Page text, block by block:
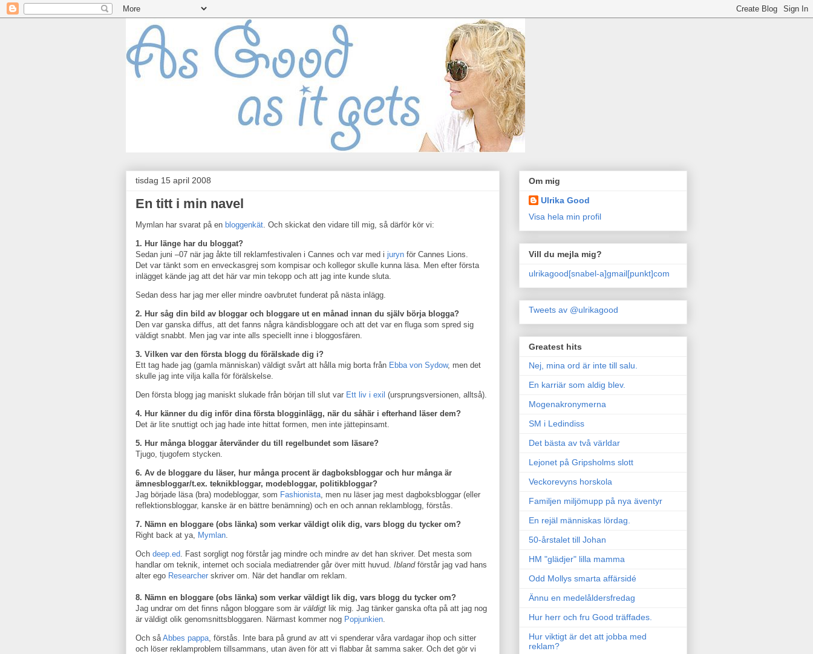
tisdag 15 april 2008
En titt i min navel
Mymlan har svarat på en bloggenkät. Och skickat den vidare till mig, så därför kör vi:
1. Hur länge har du bloggat?
Sedan juni –07 när jag åkte till reklamfestivalen i Cannes och var med i juryn för Cannes Lions.
Det var tänkt som en enveckasgrej som kompisar och kollegor skulle kunna läsa. Men efter första
inlägget kände jag att det här var min tekopp och att jag inte kunde sluta.
Sedan dess har jag mer eller mindre oavbrutet funderat på nästa inlägg.
2. Hur såg din bild av bloggar och bloggare ut en månad innan du själv börja blogga?
Den var ganska diffus, att det fanns några kändisbloggare och att det var en fluga som spred sig
väldigt snabbt. Men jag var inte alls speciellt inne i bloggosfären.
3. Vilken var den första blogg du förälskade dig i?
Ett tag hade jag (gamla människan) väldigt svårt att hålla mig borta från Ebba von Sydow, men det
skulle jag inte vilja kalla för förälskelse.
Den första blogg jag maniskt slukade från början till slut var Ett liv i exil (ursprungsversionen, alltså).
4. Hur känner du dig inför dina första blogginlägg, när du såhär i efterhand läser dem?
Det är lite snuttigt och jag hade inte hittat formen, men inte jättepinsamt.
5. Hur många bloggar återvänder du till regelbundet som läsare?
Tjugo, tjugofem stycken.
6. Av de bloggare du läser, hur många procent är dagboksbloggar och hur många är
ämnesbloggar/t.ex. teknikbloggar, modebloggar, politikbloggar?
Jag började läsa (bra) modebloggar, som Fashionista, men nu läser jag mest dagboksbloggar (eller
reflektionsbloggar, kanske är en bättre benämning) och en och annan reklamblogg, förstås.
7. Nämn en bloggare (obs länka) som verkar väldigt olik dig, vars blogg du tycker om?
Right back at ya, Mymlan.
Och deep.ed. Fast sorgligt nog förstår jag mindre och mindre av det han skriver. Det mesta som
handlar om teknik, internet och sociala mediatrender går över mitt huvud. Iblandförstår jag vad hans
alter ego Researcher skriver om. När det handlar om reklam.
8. Nämn en bloggare (obs länka) som verkar väldigt lik dig, vars blogg du tycker om?
Jag undrar om det finns någon bloggare som är väldigt lik mig. Jag tänker ganska ofta på att jag nog
är väldigt olik genomsnittsbloggaren. Närmast kommer nog Popjunkien.
Och såAbbes pappa, förstås. Inte bara på grund av att vi spenderar våra vardagar ihop och sitter
och löser reklamproblem tillsammans, utan även för att vi flabbar åt samma saker. Och det gör vi
Om mig
Ulrika Good
Visa hela min profil
Vill du mejla mig?
ulrikagood[snabel-a]gmail[punkt]com
Tweets av @ulrikagood
Greatest hits
Nej, mina ord är inte till salu.
En karriär som aldig blev.
Mogenakronymerna
SM i Ledindiss
Det bästa av två världar
Lejonet på Gripsholms slott
Veckorevyns horskola
Familjen miljömupp på nya äventyr
En rejäl människas lördag.
50-årstalet till Johan
HM "glädjer" lilla mamma
Odd Mollys smarta affärsidé
Ännu en medelåldersfredag
Hur herr och fru Good träffades.
Hur viktigt är det att jobba med
reklam?